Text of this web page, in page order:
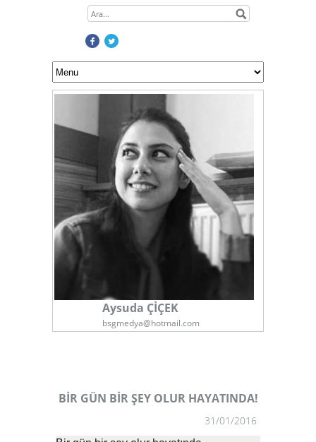
Aysuda ÇİÇEK
bsgmedya@hotmail.com
BİR GÜN BİR ŞEY OLUR HAYATINDA!
31/01/2016